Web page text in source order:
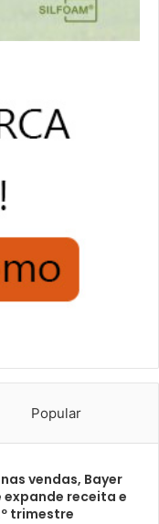
Popular
vendas, Bayer
expande receita e
trimestre